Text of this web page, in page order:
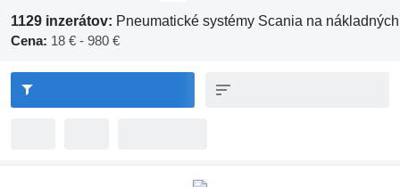
1129 inzerátov: Pneumatické systémy Scania na
Cena: 18 € - 980 €